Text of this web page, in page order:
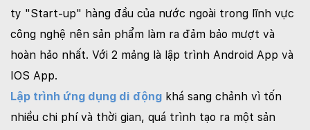
ty "Start-up" hàng đầu của nước ngoài trong lĩnh vực
công nghệ nên sản phẩm làm ra đảm bảo mượt và
hoàn hảo nhất. Với 2 mảng là lập trình Android App và
IOS App.
Lập trình ứng dụng di động khá sang chảnh vì tốn
nhiều chi phí và thời gian, quá trình tạo ra một sản